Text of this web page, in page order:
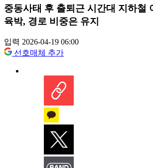
중동사태 후 출퇴근 시간대 지하철
육박, 경로 비중은 유지
입력 2026-04-19 06:00
선호매체 추가